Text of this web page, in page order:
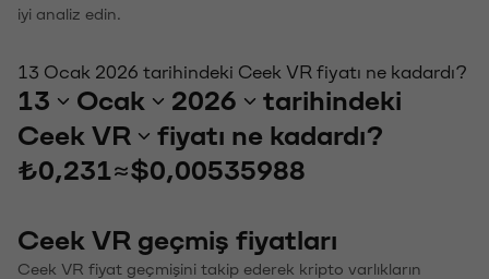
iyi analiz edin.
13 Ocak 2026 tarihindeki Ceek VR fiyatı ne kadardı?
13 Ocak 2026
tarihindeki
Ceek VR
fiyatı ne kadardı?
₺0,231≈$0,00535988
Ceek VR geçmiş fiyatları
Ceek VR fiyat geçmişini takip ederek kripto varlıkların